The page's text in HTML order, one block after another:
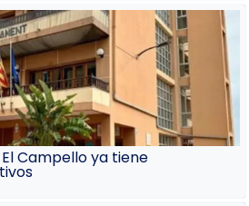
Campello ya tiene